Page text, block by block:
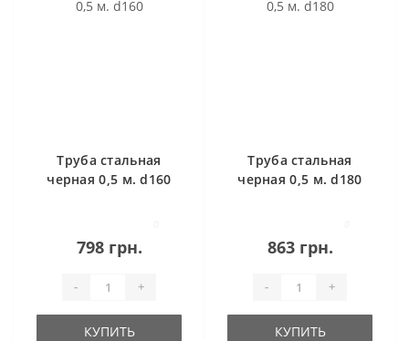
Труба стальная
черная 0,5 м. d160
798 грн.
- +
КУПИТЬ
Труба стальная
черная 0,5 м. d180
863 грн.
- +
КУПИТЬ